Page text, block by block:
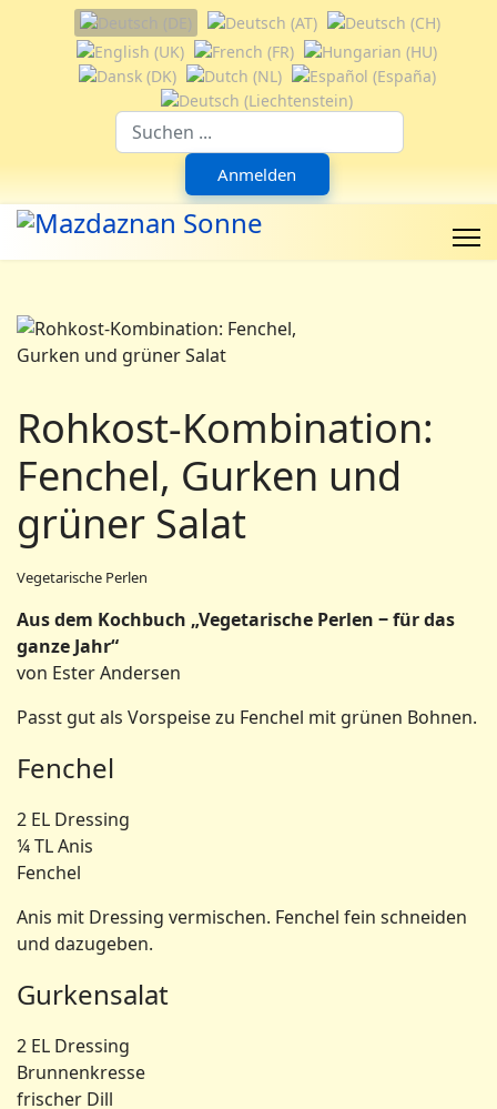
Sprache auswählen
Anmelden
Rohkost-Kombination:
Fenchel, Gurken und
grüner Salat
Vegetarische Perlen
Aus dem Kochbuch „Vegetarische Perlen ‒ für das
ganze Jahr“
von Ester Andersen
Passt gut als Vorspeise zu Fenchel mit grünen Bohnen.
Fenchel
2 EL Dressing
¼ TL Anis
Fenchel
Anis mit Dressing vermischen. Fenchel fein schneiden
und dazugeben.
Gurkensalat
2 EL Dressing
Brunnenkresse
frischer Dill